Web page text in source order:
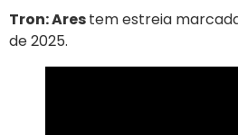
Tron: Arestem estreia
de 2025.